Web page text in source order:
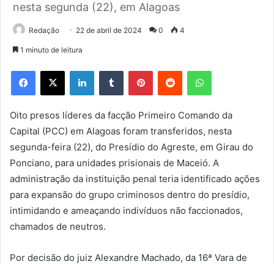
nesta segunda (22), em Alagoas
Redação 22 de abril de 2024 0 4
1 minuto de leitura
Facebook
X LinkedinTumblr PinterestReddit WhatsApp
Oito presos líderes da facção Primeiro Comando da
Capital (PCC) em Alagoas foram transferidos, nesta
segunda-feira (22), do Presídio do Agreste, em Girau do
Ponciano, para unidades prisionais de Maceió. A
administração da instituição penal teria identificado ações
para expansão do grupo criminosos dentro do presídio,
intimidando e ameaçando indivíduos não faccionados,
chamados de neutros.
Por decisão do juiz Alexandre Machado, da 16ª Vara de